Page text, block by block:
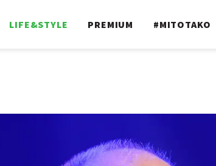
LIFE&STYLE PREMIUM #MITOTAKO